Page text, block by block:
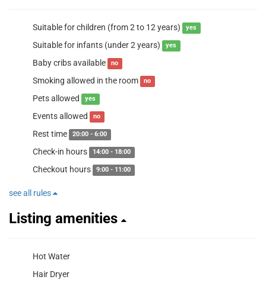
Suitable for children (from 2 to 12 years) yes
Suitable for infants (under 2 years) yes
Baby cribs available no
Smoking allowed in the room no
Pets allowed yes
Events allowed no
Rest time 20:00 - 6:00
Check-in hours 14:00 - 18:00
Checkout hours 9:00 - 11:00
see all rules
Listing amenities
Hot Water
Hair Dryer